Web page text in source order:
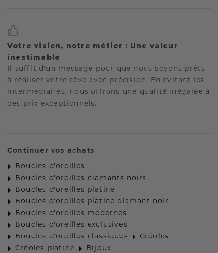
Votre vision, notre métier : Une valeur
inestimable
Il suffit d'un message pour que nous soyons prêts
à réaliser votre rêve avec précision. En évitant les
intermédiaires, nous offrons une qualité inégalée à
des prix exceptionnels.
Continuer vos achats
Boucles d'oreilles
Boucles d'oreilles diamants noirs
Boucles d'oreilles platine
Boucles d'oreilles platine diamant noir
Boucles d'oreilles modernes
Boucles d'oreilles exclusives
Boucles d'oreilles classiques
Créoles
Créoles platine
Bijoux